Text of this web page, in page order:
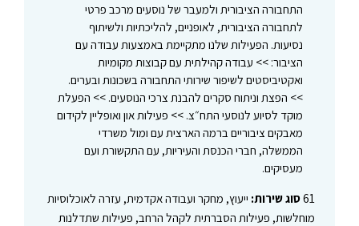
התחבורה הציבורית ולמעבר של נוסעים מרכב פרטי
לתחבורה הציבורית, לאופניים, להליכתיות ולשיתוף
נסיעות. הפעילות שלנו מתקיימת באמצעות עבודה עם
הציבור: >> עבודה קהילתית עם קבוצות מקומיות
ואקטיביסטים לשיפור שירותי התחבורה בשכונות ובערים.
>> הפצת וניתוח סקרים להבנת צרכי הנוסעים. >> הפעלת
מוקד לסיוע לנוסעי התח״צ. >> פעילות און ואופליין לקידום
מאבקים ציבוריים ברמה הארצית עם ומול משרדי
הממשלה, חברי הכנסת והעיריות, עם התקשורת ועם
מעסיקים.
61סוג שירות: ייעוץ, מחקר ועבודה אקדמית, עזרה לאוכלוסיות
מוחלשות, פעילות הסברתית לקהל הרחב, פעילות שתדלנות